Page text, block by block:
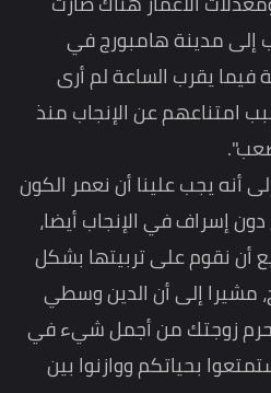
إلى مدينة هامبورج في
فيما يقرب الساعة لم أرى
امتناعهم عن الإنجاب منذ
أنه يجب علينا أن نعمر الكون
إسراف في الإنجاب أيضا،
أن نقوم على تربيتها بشكل
مشيرا إلى أن الدين وسطي
تحرم زوجتك من أجمل شيء في
بحياتكم ووازنوا بين